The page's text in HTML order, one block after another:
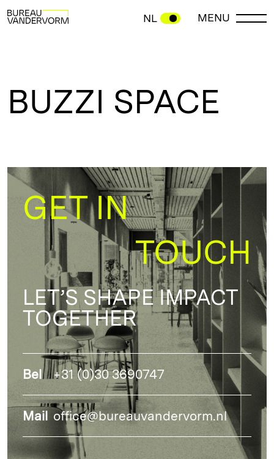
NL MENU
BUZZI SPACE
GET IN
LET’S SHAPE IMPACT
TOGETHER
TOUCH
Bel +31 (0)30 3690747
Mail office@bureauvandervorm.nl